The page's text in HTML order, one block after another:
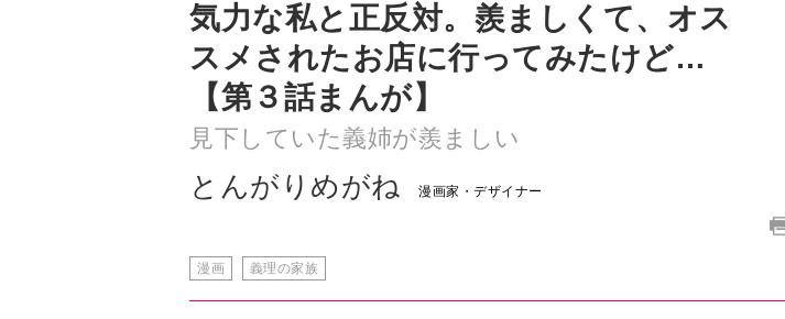
見下していた義姉が羨ましい
とんがりめがね 漫画家・デザイナー
義姉のおすすめの店へ行ってみると